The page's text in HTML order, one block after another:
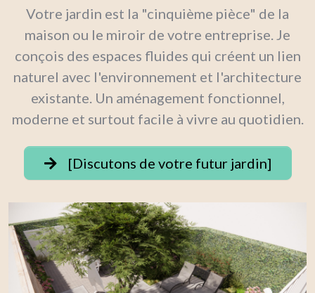
Votre jardin est la "cinquième pièce" de la
maison ou le miroir de votre entreprise. Je
conçois des espaces fluides qui créent un lien
naturel avec l'environnement et l'architecture
existante. Un aménagement fonctionnel,
moderne et surtout facile à vivre au quotidien.
[Discutons de votre futur jardin]